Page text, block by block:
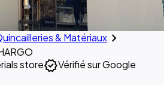
& Matériaux chevron_right
storeverifiedVérifié sur Google